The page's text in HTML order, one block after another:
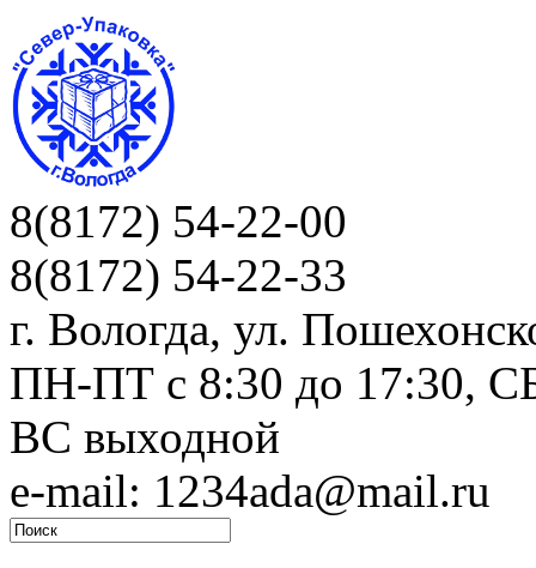
8(8172) 54-22-00
8(8172) 54-22-33
г. Вологда, ул.
ПН-ПТ c 8:30 до 17:30,
ВС выходной
e-mail: 1234ada@mail.ru